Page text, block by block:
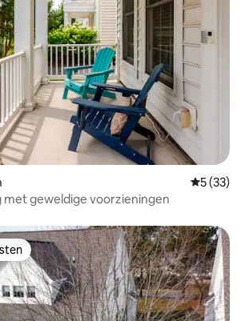
5 (33)
met geweldige voorzieningen